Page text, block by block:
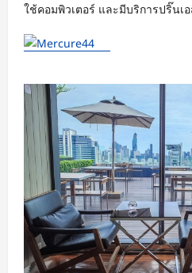
ใช้คอมพิวเตอร์ และมีบริการปริ๊นเ